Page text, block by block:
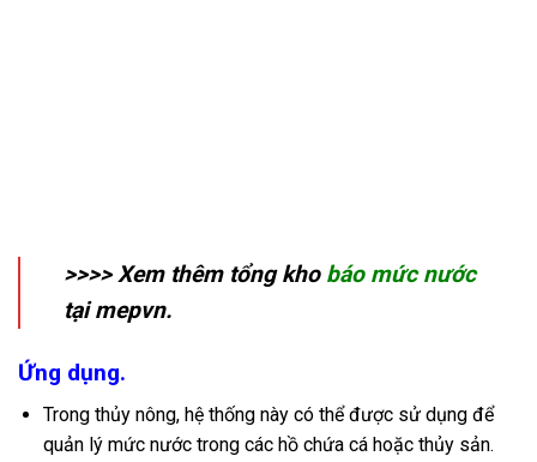
>>>> Xem thêm tổng kho báo mức nước
tại mepvn.
Ứng dụng.
Trong thủy nông, hệ thống này có thể được sử dụng để
quản lý mức nước trong các hồ chứa cá hoặc thủy sản.